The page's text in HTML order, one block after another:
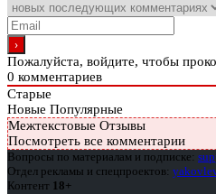
Пожалуйста, войдите, чтобы
0 комментариев
Старые
Новые Популярные
Межтекстовые Отзывы
Посмотреть все комментарии
Вопросы по материалам и подписке:
Отдел рекламы и спецпроектов:
Контент 18+